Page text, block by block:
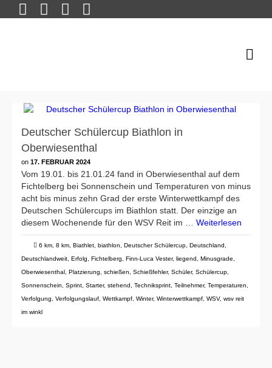
Deutscher Schülercup Biathlon in
Oberwiesenthal
on 17. FEBRUAR 2024
Vom 19.01. bis 21.01.24 fand in Oberwiesenthal auf dem
Fichtelberg bei Sonnenschein und Temperaturen von minus
acht bis minus zehn Grad der erste Winterwettkampf des
Deutschen Schülercups im Biathlon statt. Der einzige an
diesem Wochenende für den WSV Reit im … Weiterlesen
6 km 8 km Biathlet biathlon Deutscher Schülercup Deutschland
Deutschlandweit Erfolg Fichtelberg Finn-Luca Vester, liegend Minusgrade
Oberwiesenthal Platzierung schießen Schießfehler, Schüler, Schülercup
Sonnenschein
Sprint Starter, stehend Techniksprint Teilnehmer, Temperaturen
Verfolgung
Verfolgungslauf Wettkampf Winter, Winterwettkampf WSV, wsv reit
im winkl